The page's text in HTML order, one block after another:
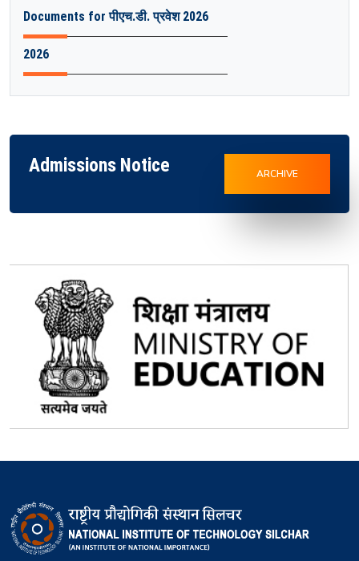
Documents for पीएच.डी. प्रवेश 2026
2026
Admissions Notice ARCHIVE